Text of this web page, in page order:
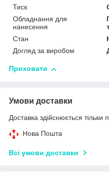
Тиск
Обладнання для
нанесення
Стан
Догляд за виробом
Приховати
Умови доставки
Доставка здійснюється тільки
Нова Пошта
Всі умови доставки